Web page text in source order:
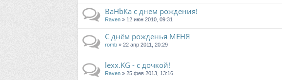
BaHbКа с днем рождения!
Raven » 12 июн 2010, 09:31
C днём рожденья МЕНЯ
romb » 22 апр 2011, 20:29
lexx.KG - с дочкой!
Raven » 25 фев 2013, 13:16